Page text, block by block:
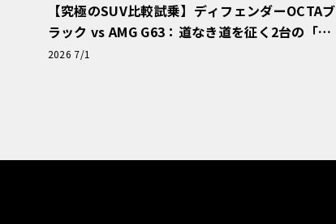
【究極のSUV比較試乗】ディフェンダーOCTAブ
ラック vs AMG G63：道なき道を征く2台の「対
極的アプローチ」
2026 7/1